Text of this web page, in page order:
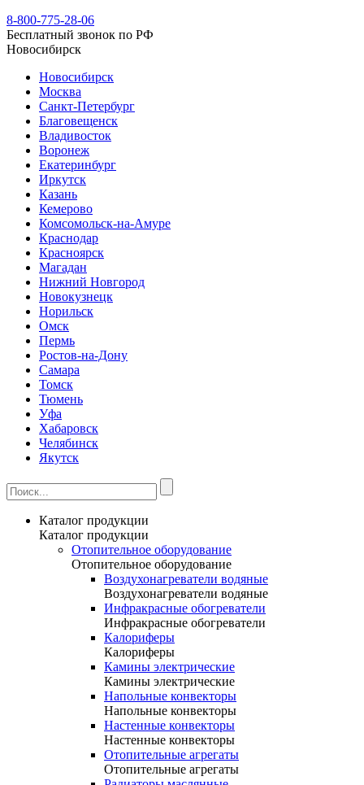
8-800-775-28-06
Бесплатный звонок по РФ
Новосибирск
Новосибирск
Москва
Санкт-Петербург
Благовещенск
Владивосток
Воронеж
Екатеринбург
Иркутск
Казань
Кемерово
Комсомольск-на-Амуре
Краснодар
Красноярск
Магадан
Нижний Новгород
Новокузнецк
Норильск
Омск
Пермь
Ростов-на-Дону
Самара
Томск
Тюмень
Уфа
Хабаровск
Челябинск
Якутск
Каталог продукции
Каталог продукции
Отопительное оборудование
Отопительное оборудование
Воздухонагреватели водяные
Воздухонагреватели водяные
Инфракрасные обогреватели
Инфракрасные обогреватели
Калориферы
Калориферы
Камины электрические
Камины электрические
Напольные конвекторы
Напольные конвекторы
Настенные конвекторы
Настенные конвекторы
Отопительные агрегаты
Отопительные агрегаты